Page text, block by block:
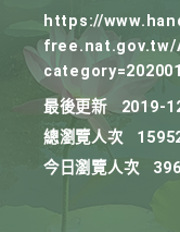
https://
最後更新
2019-
總瀏覽人次
今日瀏覽人次